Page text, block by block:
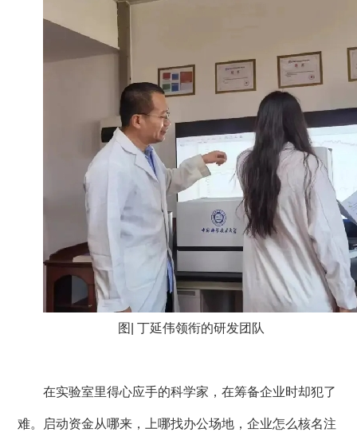
图| 丁延伟领衔的研发团队
在实验室里得心应手的科学家，在筹备企业时却犯了
难。启动资金从哪来，上哪找办公场地，企业怎么核名注